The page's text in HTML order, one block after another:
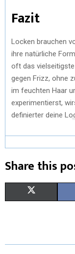
Fazit
Locken brauchen
ihre natürliche
oft das
gegen Frizz, ohne
im feuchten Haar
experimentierst,
definierter deine
Share this
W